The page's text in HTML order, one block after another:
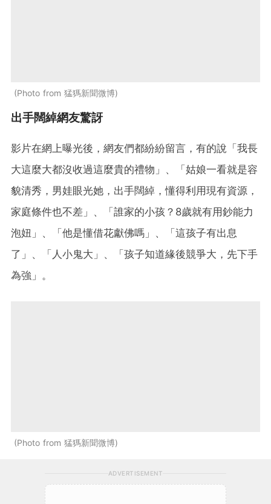
Photo from 猛獁新聞微博
出手闊綽網友驚訝
影片在網上曝光後，網友們都紛紛留言，有的說「我長
大這麼大都沒收過這麼貴的禮物」、「姑娘一看就是容
貌清秀，男娃眼光她，出手闊綽，懂得利用現有資源，
家庭條件也不差」、「誰家的小孩？8歲就有用鈔能力
泡妞」、「他是懂借花獻佛嗎」、「這孩子有出息
了」、「人小鬼大」、「孩子知道緣後競爭大，先下手
為強」。
Photo from 猛獁新聞微博
ADVERTISEMENT